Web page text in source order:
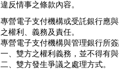
違反情事之條款內容。
專營電子支付機構或受託銀行應
之權利、義務及責任。
專營電子支付機構與管理銀行所
一、雙方之權利義務，並不得有
二、雙方發生爭議之處理方式。